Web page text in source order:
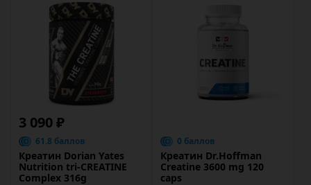
3 090 ₽
61.8 баллов
Креатин Dorian Yates
Nutrition tri-CREATINE
Complex 316g
0 баллов
Креатин Dr.Hoffman
Creatine 3600 mg 120
caps